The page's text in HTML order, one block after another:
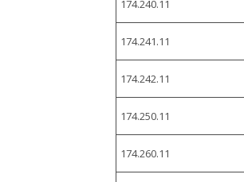
174.240.11
174.241.11
174.242.11
174.250.11
174.260.11